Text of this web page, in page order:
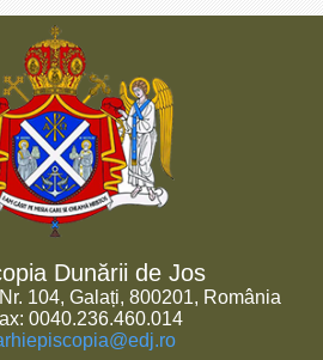
Dunării de Jos
104, Galați, 800201, România
0040.236.460.014